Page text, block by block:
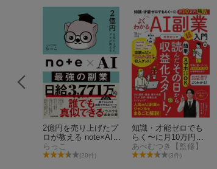
2億円を売り上げたプ
ロが教える note×AI
最強の副業
らっこ
(20件)
知識・才能ゼロでも
らく〜に月10万円稼
ぐ! よくわかるAI副業
超入門
あべむつき【監修】
(3件)